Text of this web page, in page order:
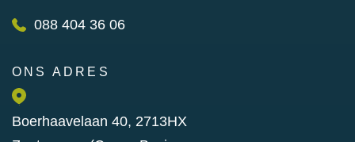
088 404 36 06
ONS ADRES
Boerhaavelaan 40, 2713HX